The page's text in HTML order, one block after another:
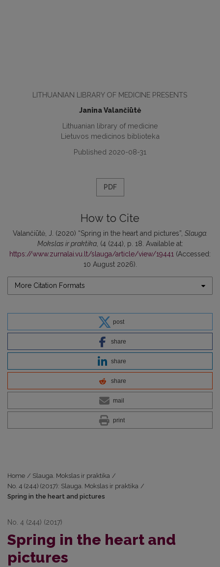
LITHUANIAN LIBRARY OF MEDICINE PRESENTS
Janina Valančiūtė
Lithuanian library of medicine
Lietuvos medicinos biblioteka
Published 2020-08-31
PDF
How to Cite
Valančiūtė, J. (2020) “Spring in the heart and pictures”, Slauga.
Mokslas ir praktika, (4 (244), p. 18. Available at:
https://www.zurnalai.vu.lt/slauga/article/view/19441 (Accessed:
10 August 2026).
More Citation Formats
post
share
share
share
mail
print
Home / Slauga. Mokslas ir praktika /
No. 4 (244) (2017): Slauga. Mokslas ir praktika /
Spring in the heart and pictures
No. 4 (244) (2017)
Spring in the heart and
pictures